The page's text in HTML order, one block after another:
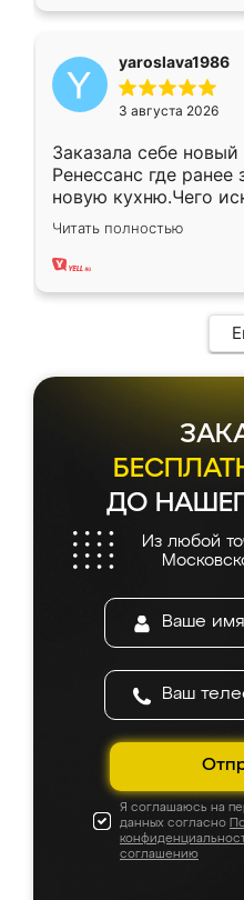
yaroslava1986
3 августа 2026
Заказала себе
Ренессанс где ранее
новую кухню.Чего
вполне довольна.
два года, нареканий
Читать полностью
ДО
Из любой
Я соглашаюсь на
данных согласно
соглашению